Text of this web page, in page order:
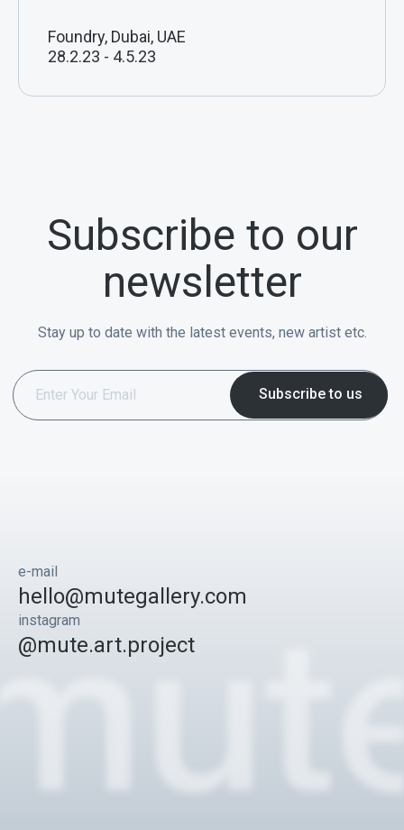
Foundry, Dubai, UAE
28.2.23 - 4.5.23
Subscribe to our
newsletter
Stay up to date with the latest events, new artist etc.
e-mail
hello@mutegallery.com
instagram
@mute.art.project